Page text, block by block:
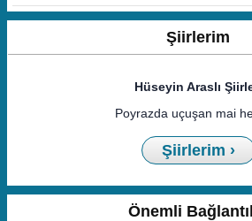
Şiirlerim
Hüseyin Araslı
Poyrazda uçuşan mai
Şiirlerim ›
Önemli